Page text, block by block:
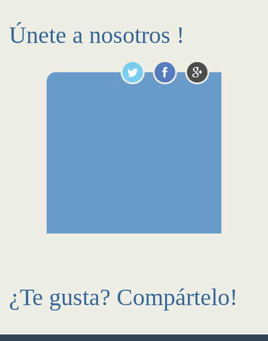
Únete a nosotros !
¿Te gusta? Compártelo!